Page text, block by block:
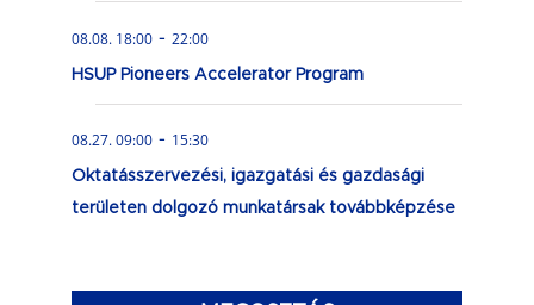
08.08. 18:00 - 22:00
HSUP Pioneers Accelerator Program
08.27. 09:00 - 15:30
Oktatásszervezési, igazgatási és gazdasági
területen dolgozó munkatársak továbbképzése